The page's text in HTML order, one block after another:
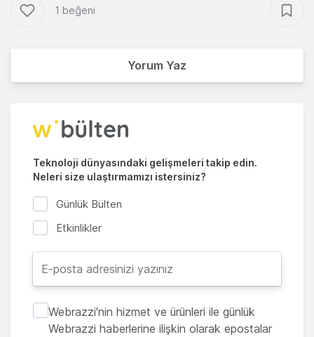
1 beğeni
Yorum Yaz
Teknoloji dünyasındaki gelişmeleri takip edin.
Neleri size ulaştırmamızı istersiniz?
Günlük Bülten
Etkinlikler
Webrazzi'nin hizmet ve ürünleri ile günlük
Webrazzi haberlerine ilişkin olarak epostalar